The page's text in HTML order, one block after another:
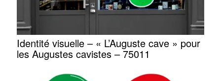
Identité visuelle – « L’Auguste cave » pour
les Augustes cavistes – 75011